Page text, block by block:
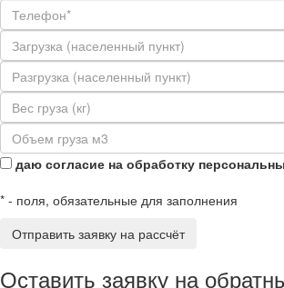
даю согласие на обработку
* - поля, обязательные для заполнения
Оставить заявку на